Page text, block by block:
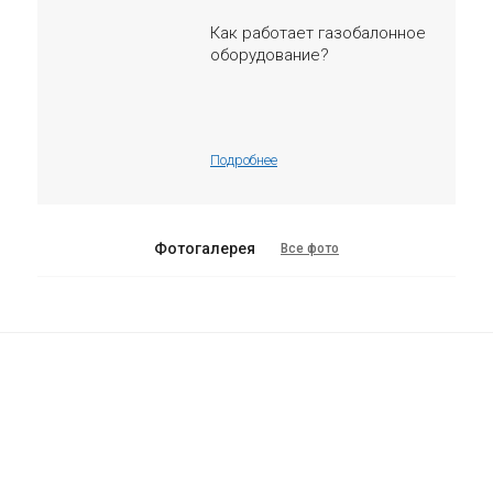
Как работает газобалонное
оборудование?
Подробнее
Фотогалерея Все фото